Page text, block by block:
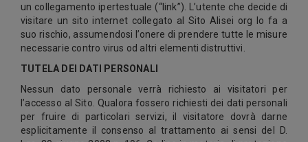
un collegamento ipertestuale (“link”). L’utente che decide di
visitare un sito internet collegato al Sito Alisei org lo fa a
suo rischio, assumendosi l’onere di prendere tutte le misure
necessarie contro virus od altri elementi distruttivi.
TUTELA DEI DATI PERSONALI
Nessun dato personale verrà richiesto ai visitatori per
l’accesso al Sito. Qualora fossero richiesti dei dati personali
per fruire di particolari servizi, il visitatore dovrà darne
esplicitamente il consenso al trattamento ai sensi del D.